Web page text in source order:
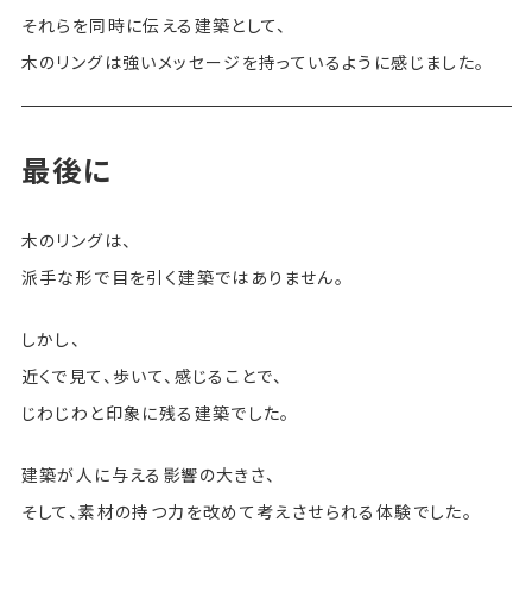
それらを同時に伝える建築として、
木のリングは強いメッセージを持っているように感じました。
最後に
木のリングは、
派手な形で目を引く建築ではありません。
しかし、
近くで見て、歩いて、感じることで、
じわじわと印象に残る建築でした。
建築が人に与える影響の大きさ、
そして、素材の持つ力を改めて考えさせられる体験でした。